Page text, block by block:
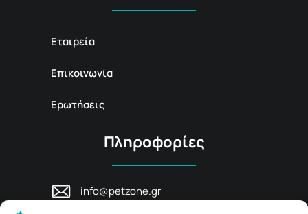
Εταιρεία
Επικοινωνία
Ερωτήσεις
Πληροφορίες
info@petzone.gr